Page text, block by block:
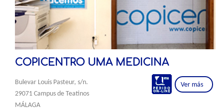
COPICENTRO UMA MEDICINA
Bulevar Louis Pasteur, s/n.
29071 Campus de Teatinos
MÁLAGA
Ver más